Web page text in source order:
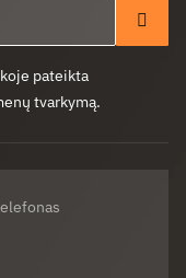
pateikta
tvarkymą.